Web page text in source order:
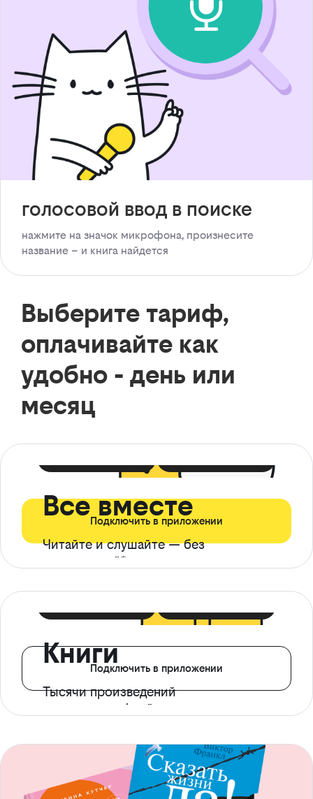
голосовой ввод в поиске
нажмите на значок микрофона, произнесите
название – и книга найдется
Выберите тариф,
оплачивайте как
удобно - день или
месяц
Все вместе
Читайте и слушайте — без
ограничений*
Подключить в приложении
Книги
Тысячи произведений
с доступом офлайн
Подключить в приложении